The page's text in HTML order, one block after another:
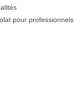
pour professionnels